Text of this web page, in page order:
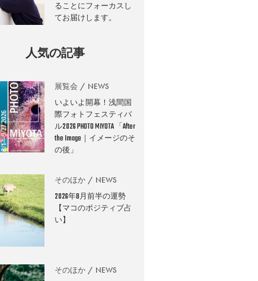
ることにフォーカスし
てお届けします。
人気の記事
展覧会 NEWS
いよいよ開幕！浅間国
際フォトフェスティバ
ル2026 PHOTO MIYOTA 「After
the Image｜イメージのそ
の後」
そのほか NEWS
2026年8月前半の運勢
【マコのポジティブ占
い】
そのほか NEWS